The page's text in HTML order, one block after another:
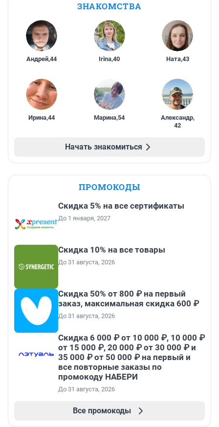
ЗНАКОМСТВА
Андрей,44 Irina,40 Ната,43
Ирина,44 Марина,54 Александр,
42
Начать знакомиться
ПРОМОКОДЫ
Скидка 5% на все сертификаты
До 1 января, 2027
Скидка 10% на все товары
До 31 августа, 2026
Скидка 50% от 800 ₽ на первый
заказ, максимальная скидка 600 ₽
До 31 августа, 2026
Скидка 6 000 ₽ от 10 000 ₽, 10 000 ₽
от 15 000 ₽, 20 000 ₽ от 30 000 ₽ и
35 000 ₽ от 50 000 ₽ на первый и
все повторные заказы по
промокоду НАБЕРИ
До 31 августа, 2026
Все промокоды